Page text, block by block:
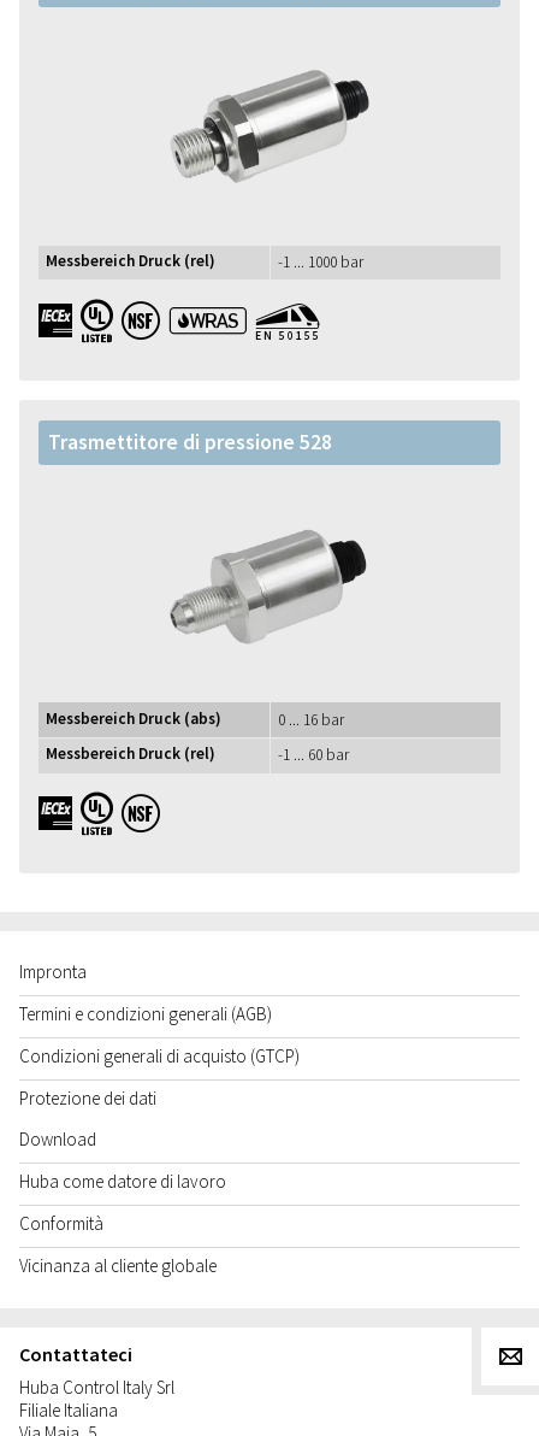
Messbereich Druck (rel) -1 ... 1000 bar
IECEx UL NSF WRAS EN50155
Trasmettitore di pressione 528
Messbereich Druck (abs)
0 ... 16 bar
Messbereich Druck (rel)
-1 ... 60 bar
IECEx UL NSF
Impronta
Termini e condizioni generali (AGB)
Condizioni generali di acquisto (GTCP)
Protezione dei dati
Download
Huba come datore di lavoro
Conformità
Vicinanza al cliente globale
Contattateci
Huba Control Italy Srl
Filiale Italiana
g